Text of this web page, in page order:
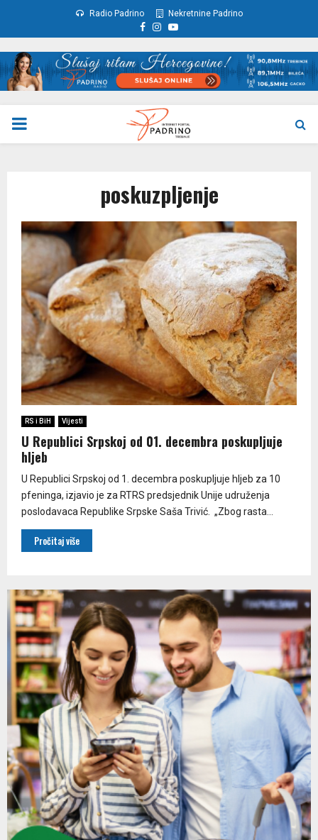
Radio Padrino Nekretnine Padrino
Facebook
Instagram
Youtube
PRIMARY
poskuzpljenje
RS i BiH Vijesti
U Republici Srpskoj od 01. decembra poskupljuje
hljeb
U Republici Srpskoj od 1. decembra poskupljuje hljeb za 10
pfeninga, izjavio je za RTRS predsjednik Unije udruženja
poslodavaca Republike Srpske Saša Trivić. „Zbog rasta...
Pročitaj više